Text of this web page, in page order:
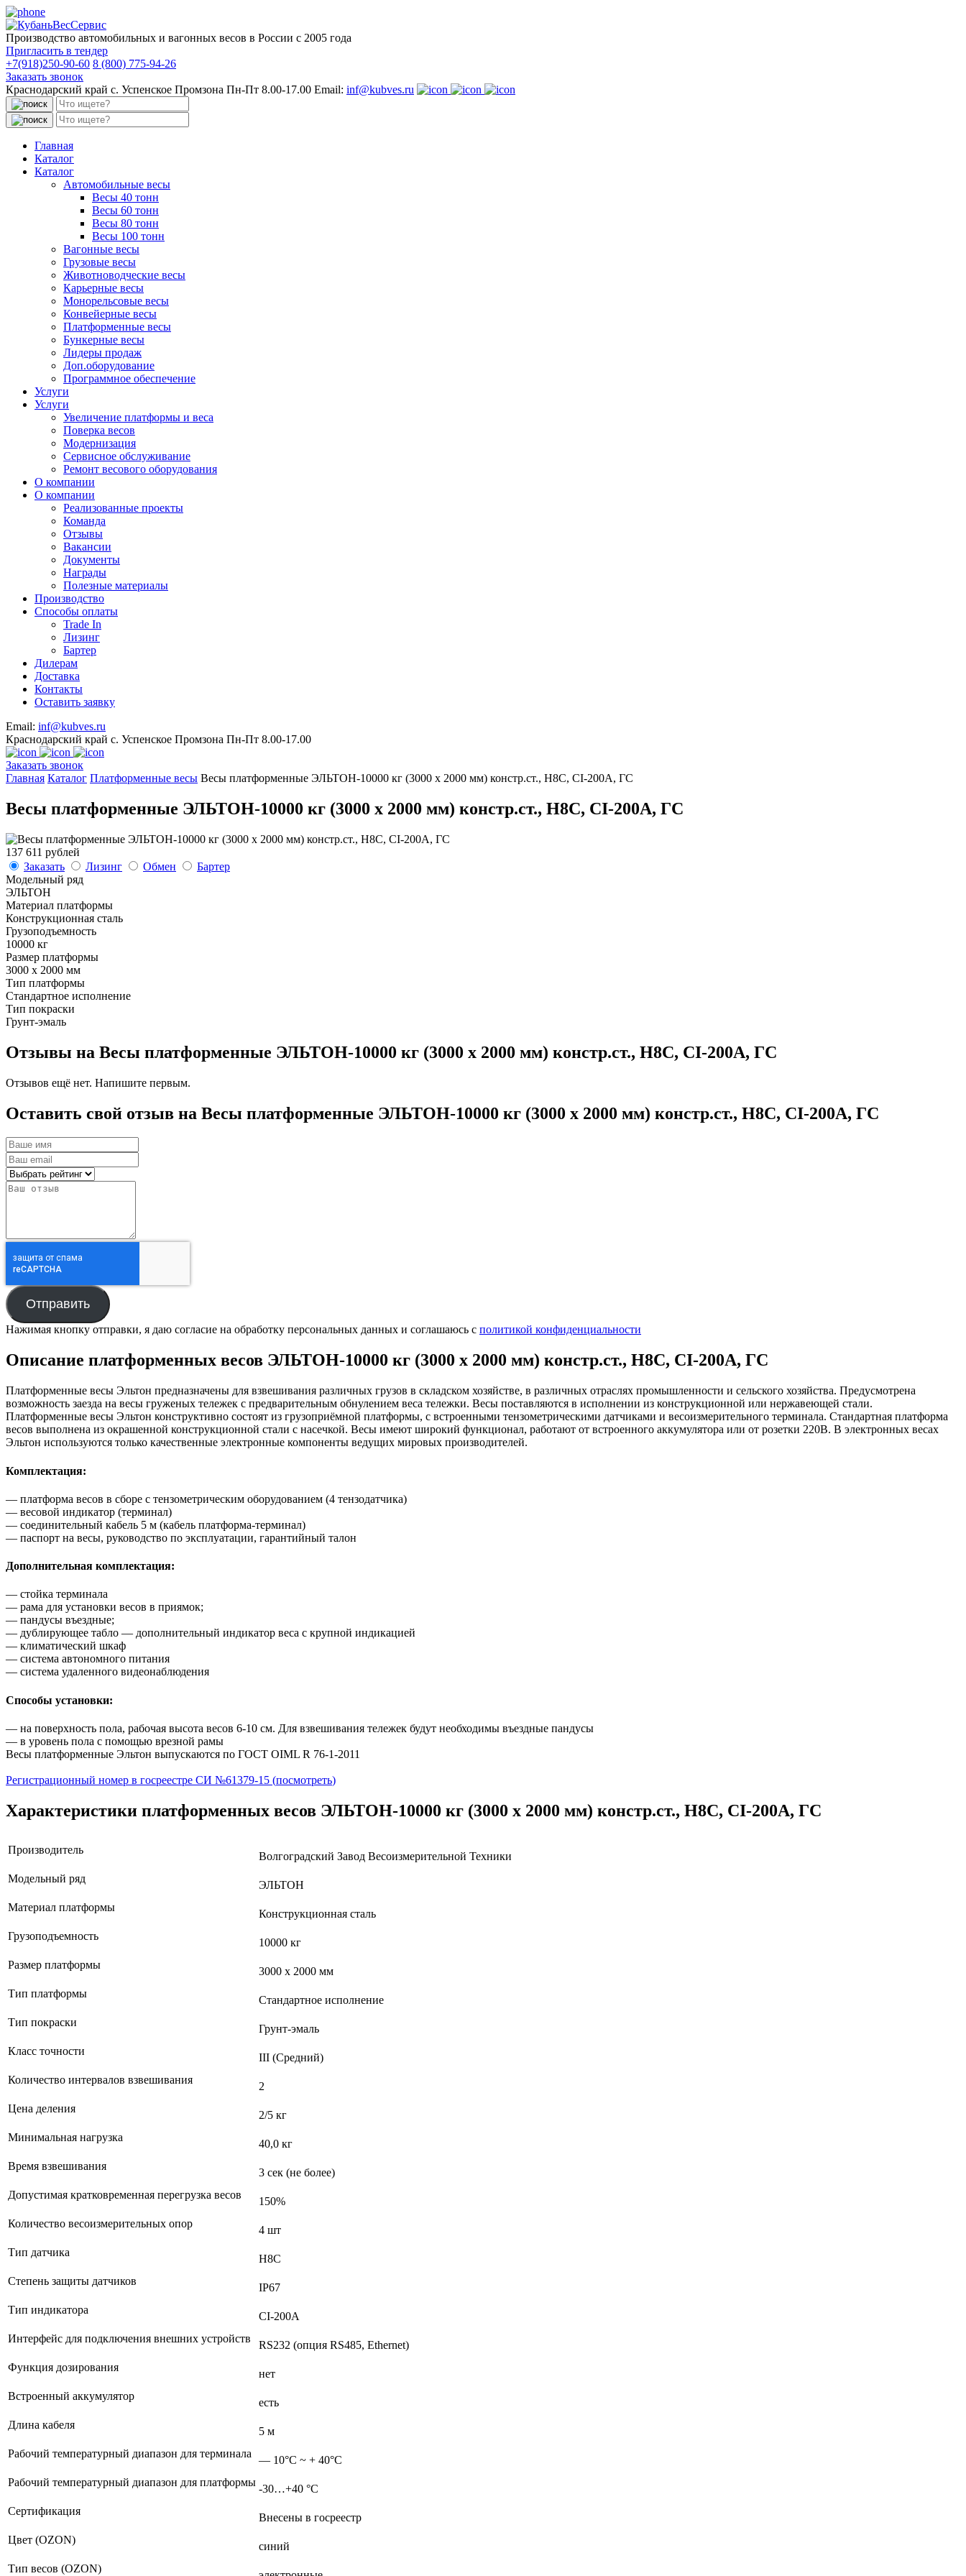
Производство автомобильных и вагонных весов в России с 2005 года
Пригласить в тендер
+7(918)250-90-60 8 (800) 775-94-26
Заказать звонок
Краснодарский край с. Успенское Промзона Пн-Пт 8.00-17.00 Email: inf@kubves.ru
Поиск:
Поиск:
Главная
Каталог
Каталог
Автомобильные весы
Весы 40 тонн
Весы 60 тонн
Весы 80 тонн
Весы 100 тонн
Вагонные весы
Грузовые весы
Животноводческие весы
Карьерные весы
Монорельсовые весы
Конвейерные весы
Платформенные весы
Бункерные весы
Лидеры продаж
Доп.оборудование
Программное обеспечение
Услуги
Услуги
Увеличение платформы и веса
Поверка весов
Модернизация
Сервисное обслуживание
Ремонт весового оборудования
О компании
О компании
Реализованные проекты
Команда
Отзывы
Вакансии
Документы
Награды
Полезные материалы
Производство
Способы оплаты
Trade In
Лизинг
Бартер
Дилерам
Доставка
Контакты
Оставить заявку
Email: inf@kubves.ru
Краснодарский край с. Успенское Промзона Пн-Пт 8.00-17.00
Заказать звонок
Главная Каталог Платформенные весы Весы платформенные ЭЛЬТОН-10000 кг (3000 х 2000 мм) констр.ст., H8C, CI-200A, ГС
Весы платформенные ЭЛЬТОН-10000 кг (3000 х 2000 мм) констр.ст., H8C, CI-200A, ГС
137 611 рублей
Заказать
Лизинг Обмен
Бартер
Модельный ряд
ЭЛЬТОН
Материал платформы
Конструкционная сталь
Грузоподъемность
10000 кг
Размер платформы
3000 х 2000 мм
Тип платформы
Стандартное исполнение
Тип покраски
Грунт-эмаль
Отзывы на Весы платформенные ЭЛЬТОН-10000 кг (3000 х 2000 мм) констр.ст., H8C, CI-200A, ГС
Отзывов ещё нет. Напишите первым.
Оставить свой отзыв на Весы платформенные ЭЛЬТОН-10000 кг (3000 х 2000 мм) констр.ст., H8C, CI-200A, ГС
Отправить
Нажимая кнопку отправки, я даю согласие на обработку персональных данных и соглашаюсь с политикой конфиденциальности
Описание платформенных весов ЭЛЬТОН-10000 кг (3000 х 2000 мм) констр.ст., H8C, CI-200A, ГС
Платформенные весы Эльтон предназначены для взвешивания различных грузов в складском хозяйстве, в различных отраслях промышленности и сельского хозяйства. Предусмотрена
возможность заезда на весы груженых тележек с предварительным обнулением веса тележки. Весы поставляются в исполнении из конструкционной или нержавеющей стали.
Платформенные весы Эльтон конструктивно состоят из грузоприёмной платформы, с встроенными тензометрическими датчиками и весоизмерительного терминала. Стандартная платформа
весов выполнена из окрашенной конструкционной стали с насечкой. Весы имеют широкий функционал, работают от встроенного аккумулятора или от розетки 220В. В электронных весах
Эльтон используются только качественные электронные компоненты ведущих мировых производителей.
Комплектация:
— платформа весов в сборе с тензометрическим оборудованием (4 тензодатчика)
— весовой индикатор (терминал)
— соединительный кабель 5 м (кабель платформа-терминал)
— паспорт на весы, руководство по эксплуатации, гарантийный талон
Дополнительная комплектация:
— стойка терминала
— рама для установки весов в приямок;
— пандусы въездные;
— дублирующее табло — дополнительный индикатор веса с крупной индикацией
— климатический шкаф
— система автономного питания
— система удаленного видеонаблюдения
Способы установки:
— на поверхность пола, рабочая высота весов 6-10 см. Для взвешивания тележек будут необходимы въездные пандусы
— в уровень пола с помощью врезной рамы
Весы платформенные Эльтон выпускаются по ГОСТ OIML R 76-1-2011
Регистрационный номер в госреестре СИ №61379-15 (посмотреть)
Характеристики платформенных весов ЭЛЬТОН-10000 кг (3000 х 2000 мм) констр.ст., H8C, CI-200A, ГС
Производитель
Волгоградский Завод Весоизмерительной Техники
Модельный ряд
ЭЛЬТОН
Материал платформы
Конструкционная сталь
Грузоподъемность
10000 кг
Размер платформы
3000 х 2000 мм
Тип платформы
Стандартное исполнение
Тип покраски
Грунт-эмаль
Класс точности
III (Средний)
Количество интервалов взвешивания
2
Цена деления
2/5 кг
Минимальная нагрузка
40,0 кг
Время взвешивания
3 сек (не более)
Допустимая кратковременная перегрузка весов
150%
Количество весоизмерительных опор
4 шт
Тип датчика
H8C
Степень защиты датчиков
IP67
Тип индикатора
CI-200A
Интерфейс для подключения внешних устройств
RS232 (опция RS485, Ethernet)
Функция дозирования
нет
Встроенный аккумулятор
есть
Длина кабеля
5 м
Рабочий температурный диапазон для терминала
— 10°С ~ + 40°C
Рабочий температурный диапазон для платформы
-30…+40 °С
Сертификация
Внесены в госреестр
Цвет (OZON)
синий
Тип весов (OZON)